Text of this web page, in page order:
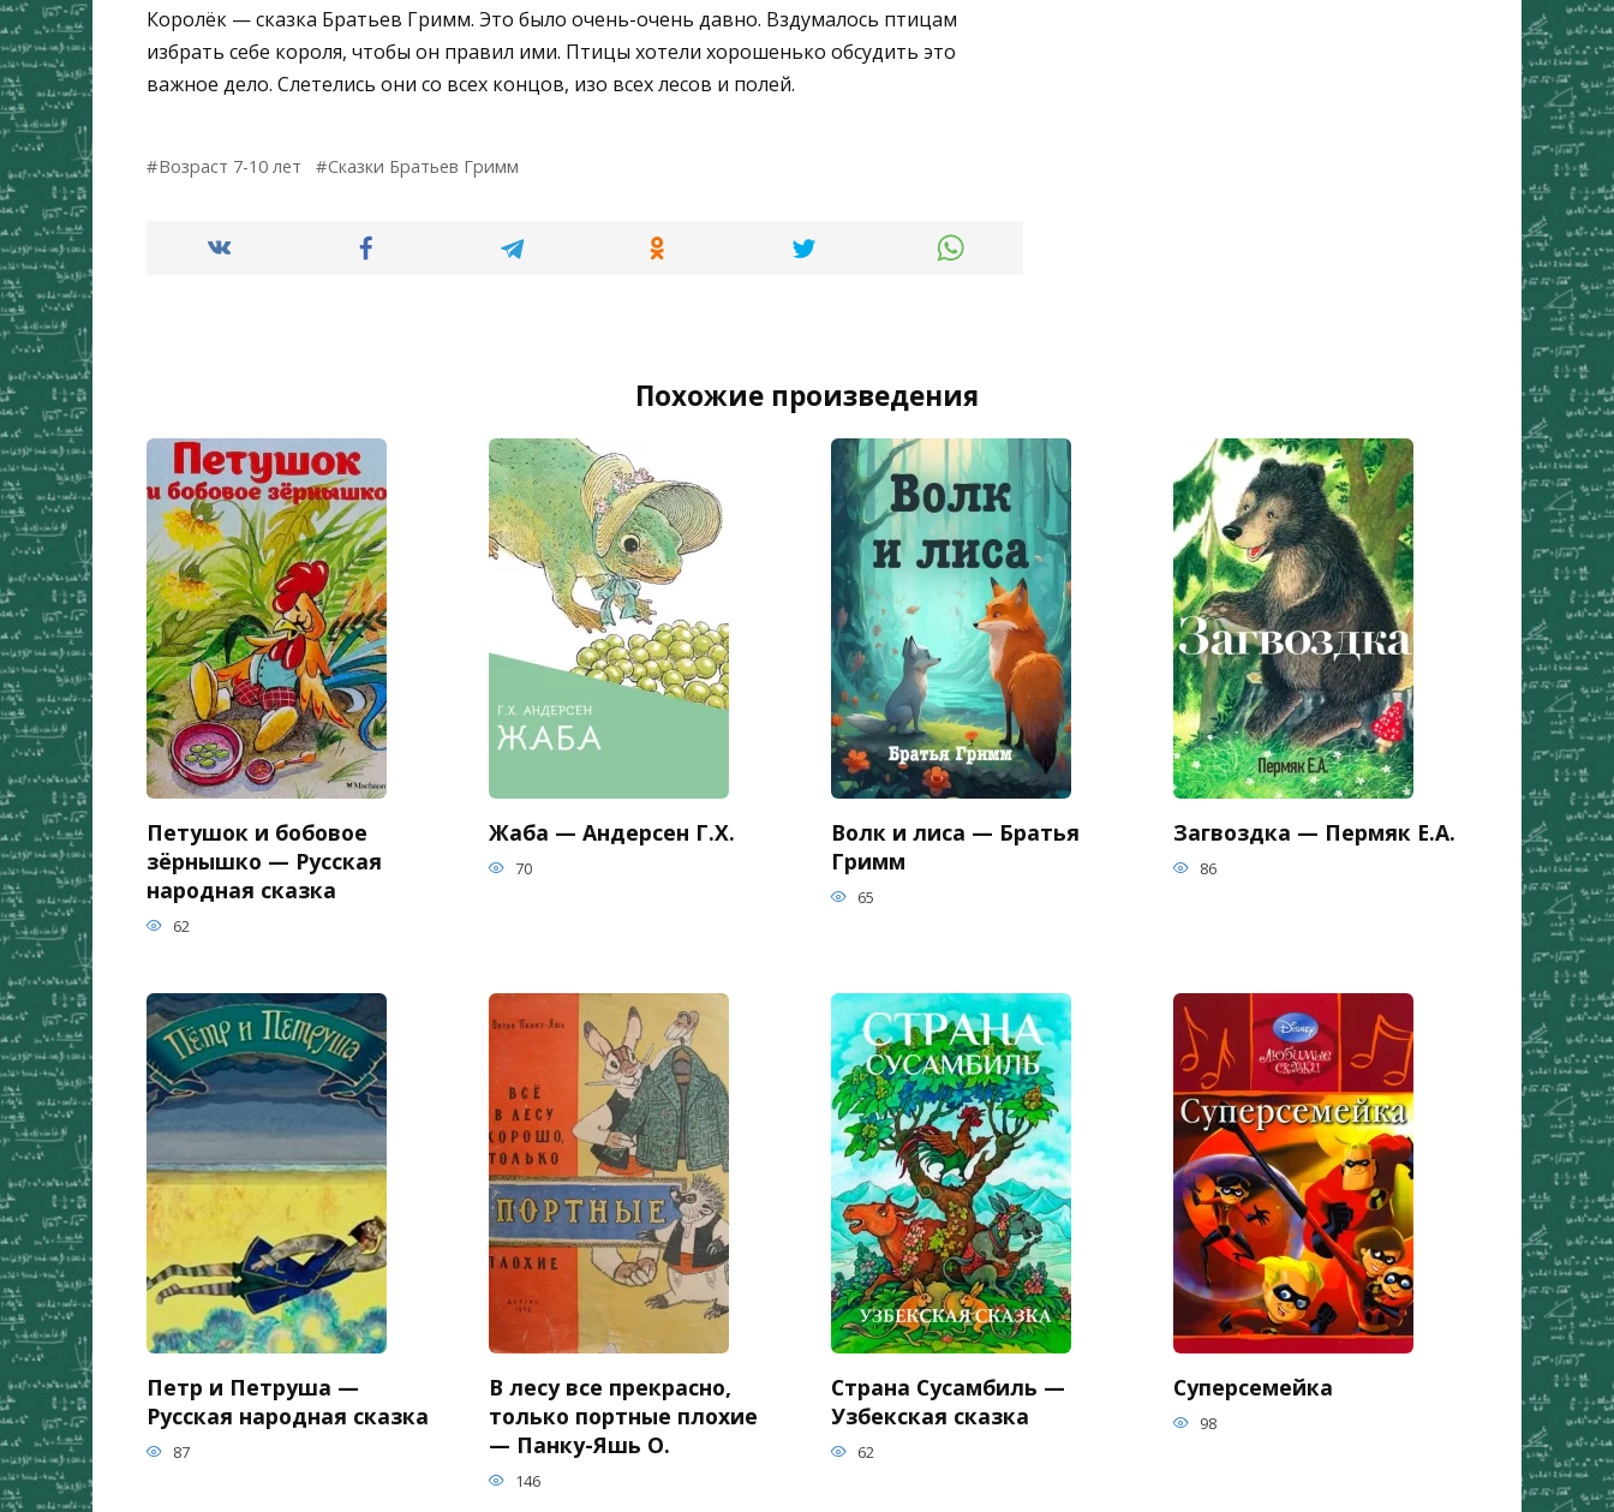
Королёк — сказка Братьев Гримм. Это было очень-очень давно. Вздумалось птицам
избрать себе короля, чтобы он правил ими. Птицы хотели хорошенько обсудить это
важное дело. Слетелись они со всех концов, изо всех лесов и полей.
Возраст 7-10 лет Сказки Братьев Гримм
Похожие произведения
Петушок и бобовое
зёрнышко — Русская
народная сказка
62
Жаба — Андерсен Г.Х.
70
Волк и лиса — Братья
Гримм
65
Загвоздка — Пермяк Е.А.
86
Петр и Петруша —
Русская народная сказка
87
В лесу все прекрасно,
только портные плохие
— Панку-Яшь О.
146
Страна Сусамбиль —
Узбекская сказка
62
Суперсемейка
98